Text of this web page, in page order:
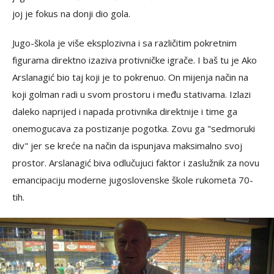
joj je fokus na donji dio gola.
Jugo-škola je više eksplozivna i sa različitim pokretnim
figurama direktno izaziva protivničke igrače. I baš tu je Ako
Arslanagić bio taj koji je to pokrenuo. On mijenja način na
koji golman radi u svom prostoru i među stativama. Izlazi
daleko naprijed i napada protivnika direktnije i time ga
onemogucava za postizanje pogotka. Zovu ga "sedmoruki
div" jer se kreće na način da ispunjava maksimalno svoj
prostor. Arslanagić biva odlučujuci faktor i zaslužnik za novu
emancipaciju moderne jugoslovenske škole rukometa 70-
tih.